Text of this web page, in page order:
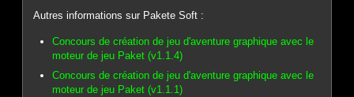
Autres informations sur Pakete Soft :
Concours de création de jeu d'aventure graphique avec le
moteur de jeu Paket (v1.1.4)
Concours de création de jeu d'aventure graphique avec le
moteur de jeu Paket (v1.1.1)